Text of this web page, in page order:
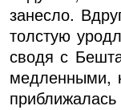
занесло.
толстую
сводя с
медленными,